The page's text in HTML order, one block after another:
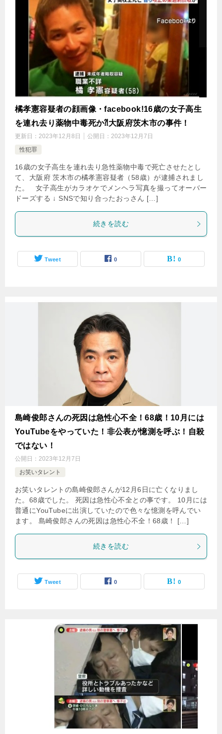
橘孝憲容疑者の顔画像・facebook!16歳の女子高生
を連れ去り薬物中毒死か⁈大阪府茨木市の事件！
更新日： 2023年12月8日 公開日： 2023年12月7日
性犯罪
16歳の女子高生を連れ去り急性薬物中毒で死亡させたとし
て、大阪府 茨木市の橘孝憲容疑者（58歳）が逮捕されまし
た。 女子高生がカラオケでメンヘラ写真を撮ってオーバー
ドーズする ↓ SNSで知り合ったおっさん […]
続きを読む
Tweet 0 0
島崎俊郎さんの死因は急性心不全！68歳！10月には
YouTubeをやっていた！非公表が憶測を呼ぶ！自殺
ではない！
公開日： 2023年12月7日
お笑いタレント
お笑いタレントの島崎俊郎さんが12月6日に亡くなりまし
た。68歳でした。 死因は急性心不全との事です。 10月には
普通にYouTubeに出演していたので色々な憶測を呼んでい
ます。 島崎俊郎さんの死因は急性心不全！68歳！ […]
続きを読む
Tweet 0 0